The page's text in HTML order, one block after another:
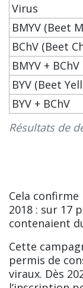
Résultats de
Virus
BMYV (Beet
BChV (Beet
BMYV + BChV
BYV (Beet
BYV + BChV
Cela
2018 : sur 17
contenaient
Cette
permis de
viraux. Dès